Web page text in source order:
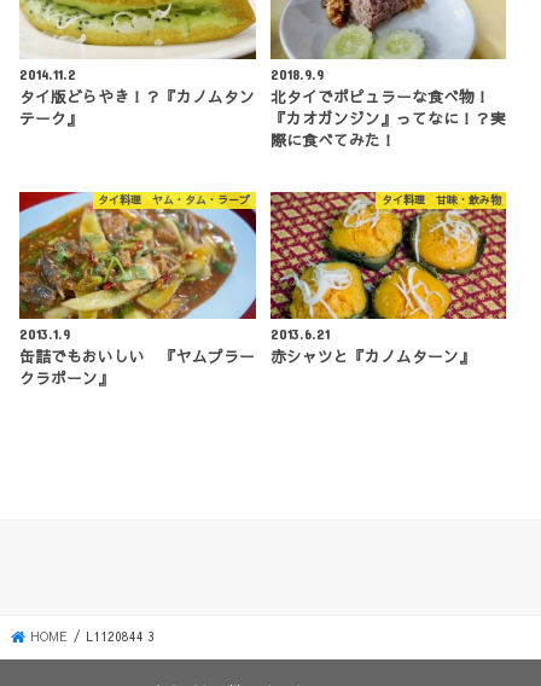
2014.11.2
タイ版どらやき！？『カノムタン
テーク』
2018.9.9
北タイでポピュラーな食べ物！
『カオガンジン』ってなに！？実
際に食べてみた！
タイ料理 ヤム・タム・ラープ
2013.1.9
缶詰でもおいしい 『ヤムプラー
クラポーン』
タイ料理 甘味・飲み物
2013.6.21
赤シャツと『カノムターン』
HOME L1120844 3